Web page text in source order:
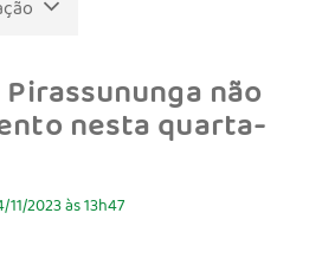
não
nesta quarta-
11/2023 às 13h47